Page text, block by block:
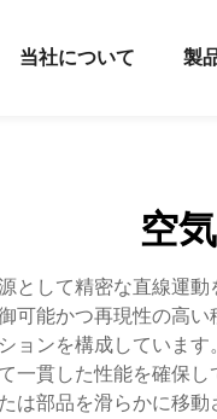
当社について 製
空
として精密な直線運
可能かつ再現性の高
ョンを構成していま
一貫した性能を確保
は部品を滑らかに移